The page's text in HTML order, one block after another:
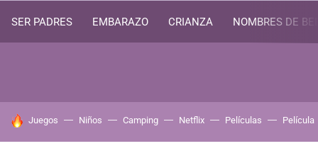
SER PADRES EMBARAZO CRIANZA NOMBRES DE
HOY SE HABLA DE
Juegos Niños Camping Netflix Películas Película